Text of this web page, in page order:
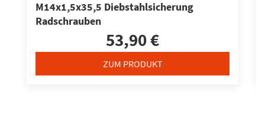
M14x1,5x35,5 Diebstahlsicherung
Radschrauben
53,90 €
ZUM PRODUKT